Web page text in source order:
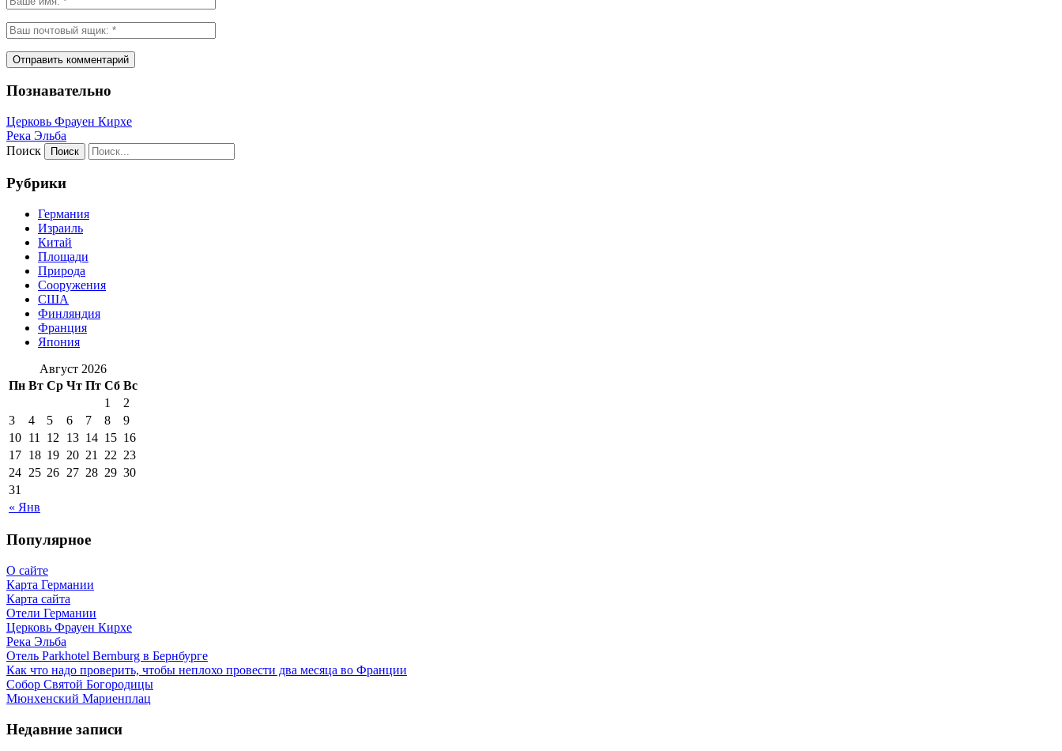
Познавательно
Церковь Фрауен Кирхе
Река Эльба
Поиск
Рубрики
Германия
Израиль
Китай
Площади
Природа
Сооружения
США
Финляндия
Франция
Япония
Август 2026
Пн Вт Ср Чт Пт Сб Вс
« Янв
1
2
3
4 5 6 7 8
9
10 11 12 13 14 15 16
17 18 19 20 21 22 23
24 25 26 27 28 29 30
31
Популярное
О сайте
Карта Германии
Карта сайта
Отели Германии
Церковь Фрауен Кирхе
Река Эльба
Отель Parkhotel Bernburg в Бернбурге
Как что надо проверить, чтобы неплохо провести два месяца во Франции
Собор Святой Богородицы
Мюнхенский Мариенплац
Недавние записи